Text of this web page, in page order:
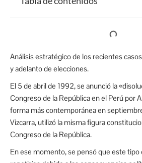
Análisis estratégico de los recientes
y adelanto de elecciones.
El 5 de abril de 1992, se anunció la
Congreso de la República en el Perú por
forma más contemporánea en
Vizcarra, utilizó la misma figura
Congreso de la República.
En ese momento, se pensó que este tipo